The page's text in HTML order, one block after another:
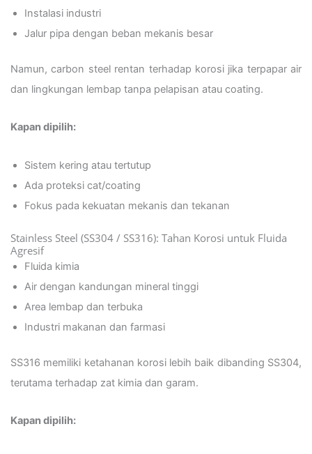
Instalasi industri
Jalur pipa dengan beban mekanis besar
Namun, carbon steel rentan terhadap korosi jika terpapar air
dan lingkungan lembap tanpa pelapisan atau coating.
Kapan dipilih:
Sistem kering atau tertutup
Ada proteksi cat/coating
Fokus pada kekuatan mekanis dan tekanan
Stainless Steel (SS304 / SS316): Tahan Korosi untuk Fluida
Agresif
Fluida kimia
Air dengan kandungan mineral tinggi
Area lembap dan terbuka
Industri makanan dan farmasi
SS316 memiliki ketahanan korosi lebih baik dibanding SS304,
terutama terhadap zat kimia dan garam.
Kapan dipilih: